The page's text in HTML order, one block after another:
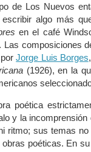
de Los Nuevos
algo más
en el café
Las composiciones
porJorge Luis Borges
(1926), en la
poética
y la
ritmo; sus temas
poéticas. En